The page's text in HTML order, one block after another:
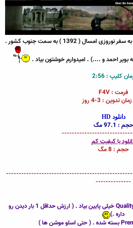
سلام به همه . این کلیپ مربوط میشه به سفر نوروزی امسال ( 1392 ) به سمت جنوب کشور .
بویر احمد و ....) . امیدوارم خوشتون بیاد .
کلیپ : 2:56
فرمت : F4V
تدوین : 3-4 روز
دانلود HD
حجم : 97.1 مگ
باکیفیت کم
حجم : 8 مگ
--------------
بابت حجم شرمنده چون نمیخواستم Quality خیلی پایین بیاد . ( ارزش حداقل 1 بار دیدن رو
داره .)